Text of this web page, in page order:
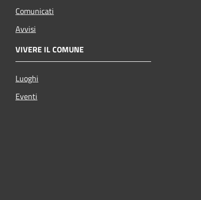
Comunicati
Avvisi
VIVERE IL COMUNE
Luoghi
Eventi